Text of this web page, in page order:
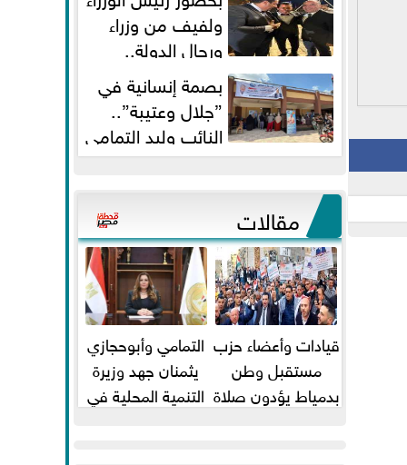
ولفيف من وزراء
ورجال الدولة..
النائبان وليد التمامي ومحمد...
بصمة إنسانية في
”جلال وعتيبة”..
النائب وليد التمامي
والبروفيسور جمال شيحة يداويان...
مقالات
قيادات وأعضاء حزب
مستقبل وطن
بدمياط يؤدون صلاة
التمامي وأبوحجازي
يثمنان جهد وزيرة
التنمية المحلية في